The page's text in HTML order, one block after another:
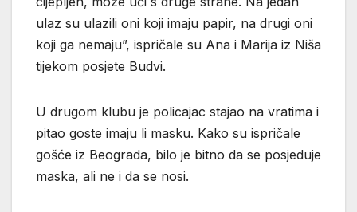
ulaz su ulazili oni koji imaju papir, na drugi oni
koji ga nemaju”, ispričale su Ana i Marija iz Niša
tijekom posjete Budvi.
U drugom klubu je policajac stajao na vratima i
pitao goste imaju li masku. Kako su ispričale
gošće iz Beograda, bilo je bitno da se posjeduje
maska, ali ne i da se nosi.